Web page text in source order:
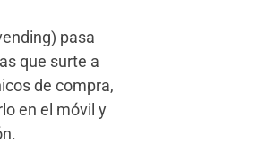
pasa
que surte a
de compra,
en el móvil y